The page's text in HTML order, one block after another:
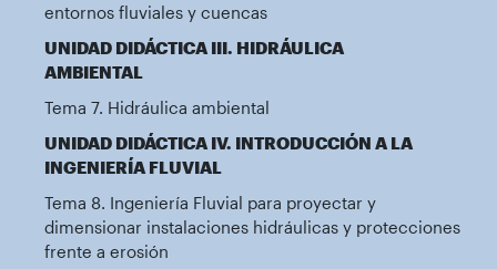
entornos fluviales y cuencas
UNIDAD DIDÁCTICA III. HIDRÁULICA
AMBIENTAL
Tema 7. Hidráulica ambiental
UNIDAD DIDÁCTICA IV. INTRODUCCIÓN A LA
INGENIERÍA FLUVIAL
Tema 8. Ingeniería Fluvial para proyectar y
dimensionar instalaciones hidráulicas y protecciones
frente a erosión